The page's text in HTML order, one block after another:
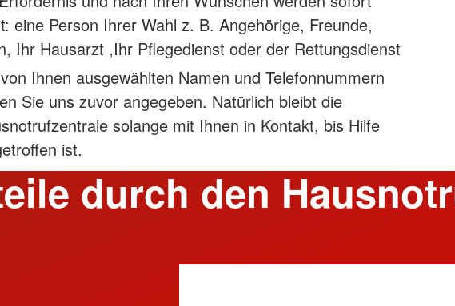
eine Person Ihrer Wahl z. B. Angehörige, Freunde,
Ihr Hausarzt ,Ihr Pflegedienst oder der Rettungsdienst
Ihnen ausgewählten Namen und Telefonnummern
Sie uns zuvor angegeben. Natürlich bleibt die
solange mit Ihnen in Kontakt, bis Hilfe
ist.
durch den